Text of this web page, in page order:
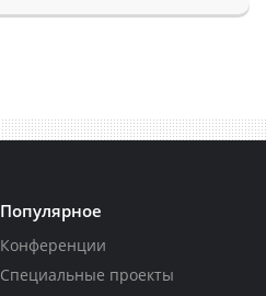
Популярное
Конференции
Специальные проекты